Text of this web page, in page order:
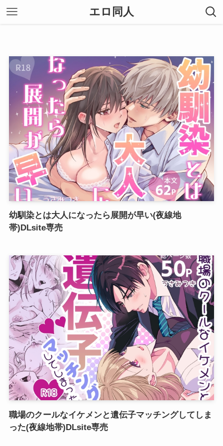
エロ同人
幼馴染とは大人になったら展開が早い(夜線地
帯)DLsite専売
職場のクールなイケメンと遺伝子マッチングしてしま
った(夜線地帯)DLsite専売